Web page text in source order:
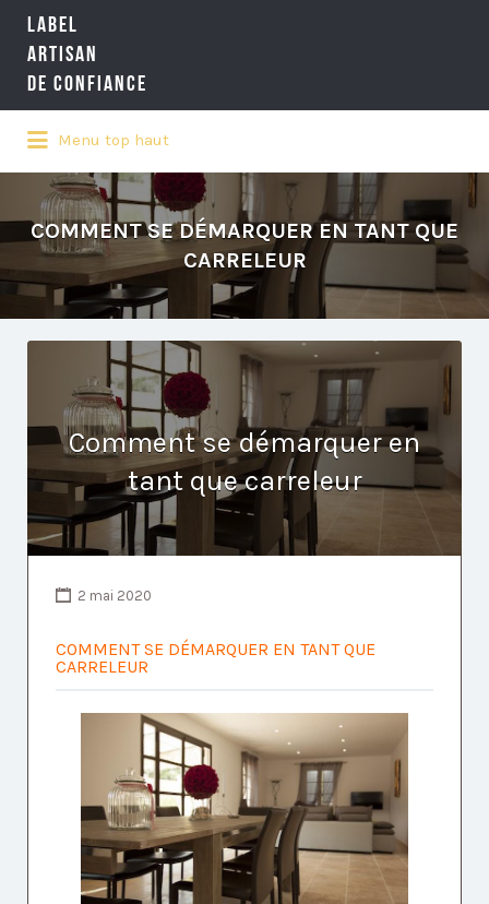
LABEL
ARTISAN
DE CONFIANCE
LA RÉFÉRENCE QUALITÉ NATIONALE
DE L'ARTISANAT
Rechercher:
Menu top haut
COMMENT SE DÉMARQUER EN TANT QUE
CARRELEUR
Comment se démarquer en
tant que carreleur
2 mai 2020
COMMENT SE DÉMARQUER EN TANT QUE
CARRELEUR